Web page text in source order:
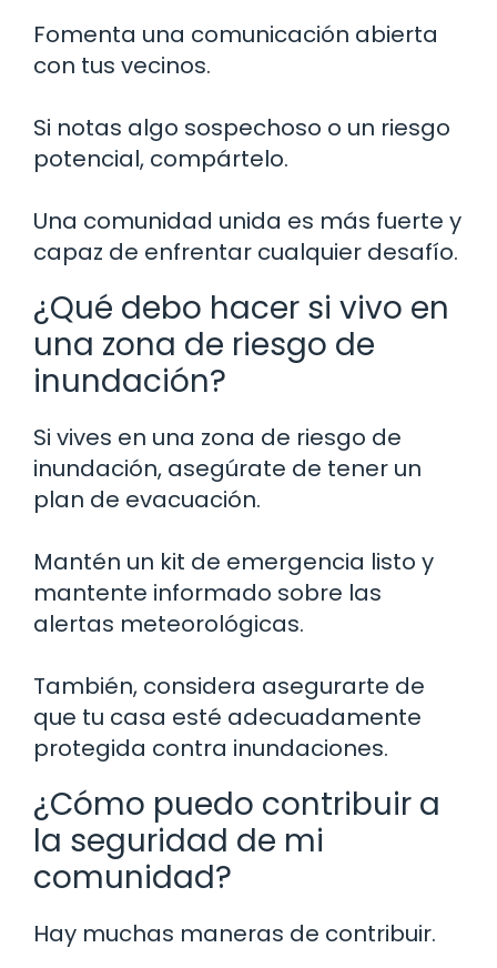
Fomenta una comunicación abierta
con tus vecinos.
Si notas algo sospechoso o un riesgo
potencial, compártelo.
Una comunidad unida es más fuerte y
capaz de enfrentar cualquier desafío.
¿Qué debo hacer si vivo en
una zona de riesgo de
inundación?
Si vives en una zona de riesgo de
inundación, asegúrate de tener un
plan de evacuación.
Mantén un kit de emergencia listo y
mantente informado sobre las
alertas meteorológicas.
También, considera asegurarte de
que tu casa esté adecuadamente
protegida contra inundaciones.
¿Cómo puedo contribuir a
la seguridad de mi
comunidad?
Hay muchas maneras de contribuir.